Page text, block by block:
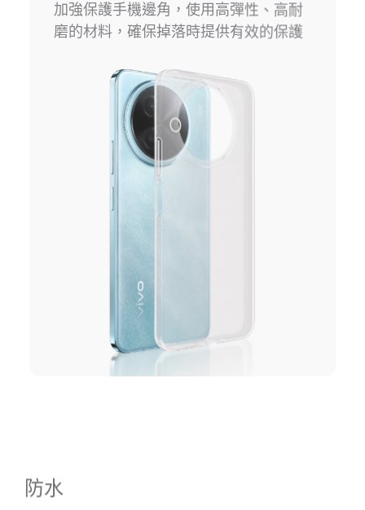
加強保護手機邊角，使用高彈性、高耐
磨的材料，確保掉落時提供有效的保護
防水